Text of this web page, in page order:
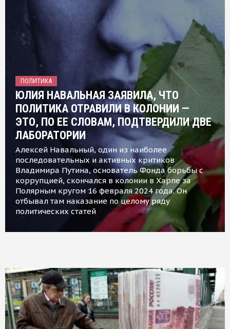
ПОЛИТИКА
ЮЛИЯ НАВАЛЬНАЯ ЗАЯВИЛА, ЧТО
ПОЛИТИКА ОТРАВИЛИ В КОЛОНИИ —
ЭТО, ПО ЕЕ СЛОВАМ, ПОДТВЕРДИЛИ ДВЕ
ЛАБОРАТОРИИ
Алексей Навальный, один из наиболее
последовательных и активных критиков
Владимира Путина, основатель Фонда борьбы с
коррупцией, скончался в колонии в Харпе за
Полярным кругом 16 февраля 2024 года. Он
отбывал там наказание по целому ряду
политических статей